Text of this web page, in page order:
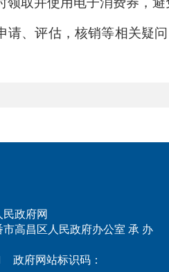
请、评估，核销等相关疑
政府网
高昌区人民政府办公室 承 办
政府网站标识码：